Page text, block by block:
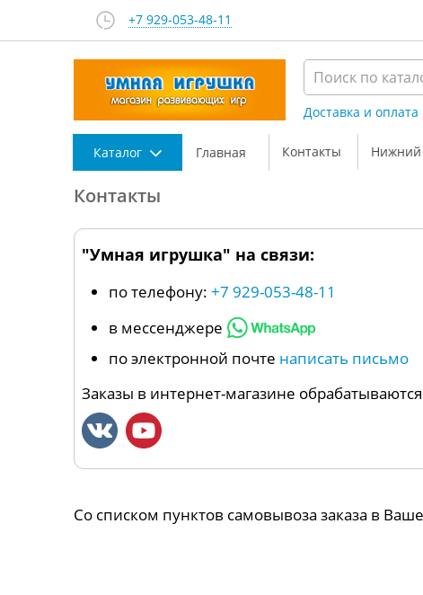
+7 929-053-48-11
Доставка и оплата
Каталог Главная Контакты Нижний
Контакты
"Умная игрушка" на связи:
по телефону: +7 929-053-48-11
в мессенджере
по электронной почте написать письмо
Заказы в интернет-магазине
Со списком пунктов самовывоза заказа в